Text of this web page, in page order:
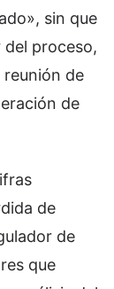
sin que
proceso,
reunión de
de
de
de
que